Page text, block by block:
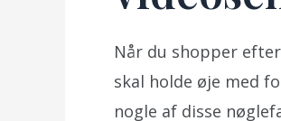
Når du shopper
skal holde øje med
nogle af disse